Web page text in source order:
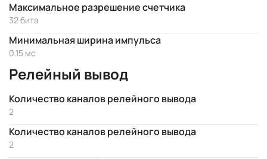
Максимальное разрешение счетчика
32 бита
Минимальная ширина импульса
0.15 мс
Релейный вывод
Количество каналов релейного вывода
2
Количество каналов релейного вывода
2